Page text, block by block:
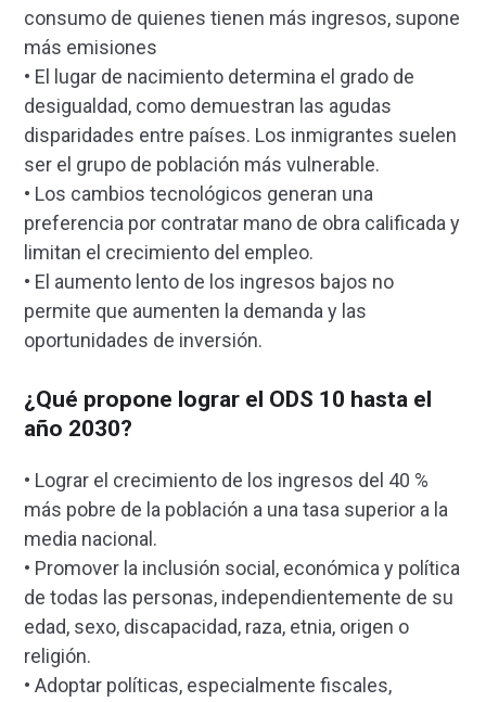
consumo de quienes tienen más ingresos, supone
más emisiones
• El lugar de nacimiento determina el grado de
desigualdad, como demuestran las agudas
disparidades entre países. Los inmigrantes suelen
ser el grupo de población más vulnerable.
• Los cambios tecnológicos generan una
preferencia por contratar mano de obra calificada y
limitan el crecimiento del empleo.
• El aumento lento de los ingresos bajos no
permite que aumenten la demanda y las
oportunidades de inversión.
¿Qué propone lograr el ODS 10 hasta el
año 2030?
• Lograr el crecimiento de los ingresos del 40 %
más pobre de la población a una tasa superior a la
media nacional.
• Promover la inclusión social, económica y política
de todas las personas, independientemente de su
edad, sexo, discapacidad, raza, etnia, origen o
religión.
• Adoptar políticas, especialmente fiscales,